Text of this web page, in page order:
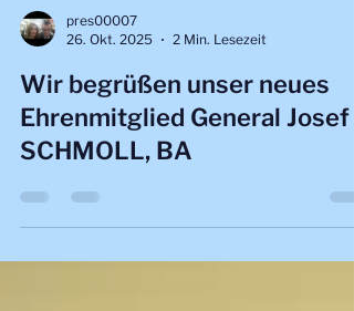
pres00007
26. Okt. 2025
2 Min. Lesezeit
Wir begrüßen unser neues
Ehrenmitglied General Josef
SCHMOLL, BA